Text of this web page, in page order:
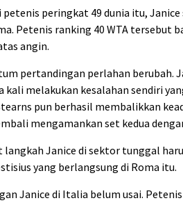
peringkat 49 dunia itu,
Petenis ranking 40 WTA tersebut
angin.
pertandingan perlahan berubah.
kali melakukan kesalahan sendiri
pun berhasil membalikkan
mengamankan set kedua
Janice di sektor tunggal
yang berlangsung di Roma itu.
Janice di Italia belum usai.